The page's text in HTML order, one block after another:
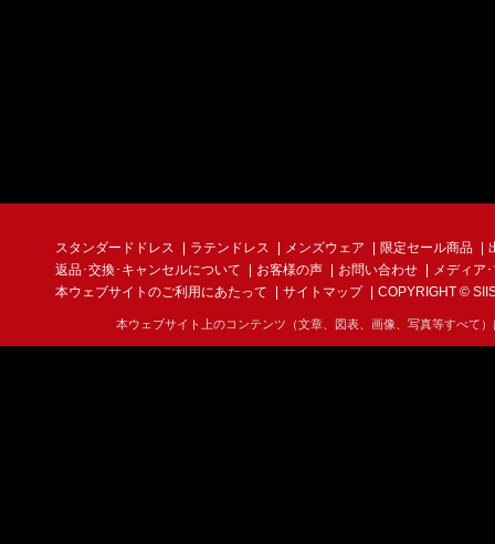
スタンダードドレス ラテンドレス メンズウェア 限定セール商品
返品･交換･キャンセルについて
お客様の声 お問い合わせ
メディア
本ウェブサイトのご利用にあたって
サイトマップ COPYRIGHT ©
本ウェブサイト上のコンテンツ（文章、図表、画像、写真等すべて